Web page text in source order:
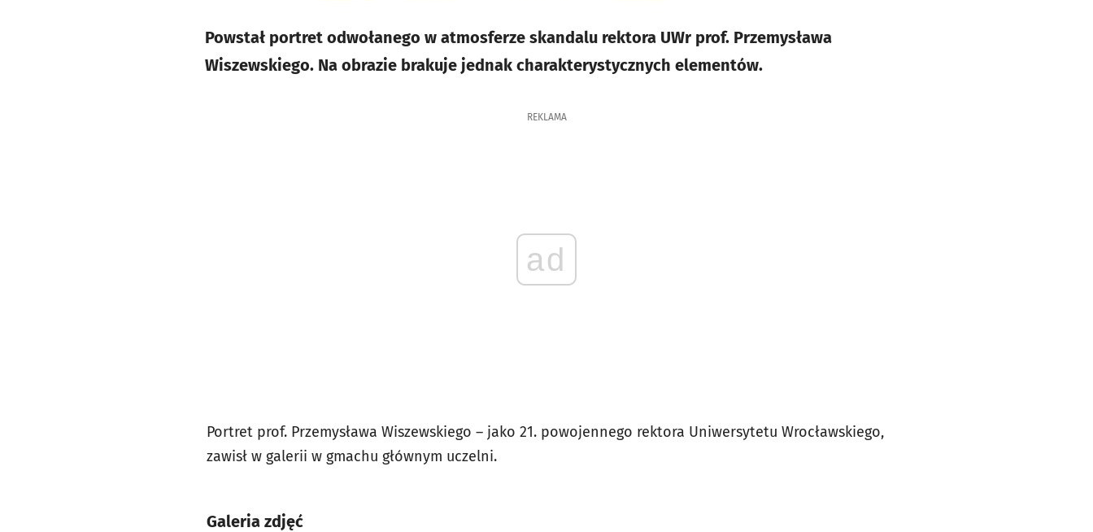
Powstał portret odwołanego w atmosferze skandalu rektora UWr prof. Przemysława
Wiszewskiego. Na obrazie brakuje jednak charakterystycznych elementów.
REKLAMA
ad
Portret prof. Przemysława Wiszewskiego – jako 21. powojennego rektora Uniwersytetu Wrocławskiego,
zawisł w galerii w gmachu głównym uczelni.
Galeria zdjęć